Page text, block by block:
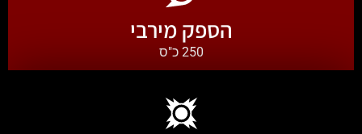
הספק מירבי
250 כ"ס